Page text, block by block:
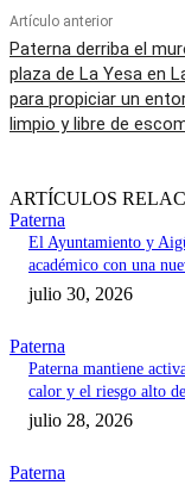
Artículo anterior
Paterna derriba el
plaza de La Yesa en
para propiciar un
limpio y libre de
ARTÍCULOS
Paterna
El Ayuntamiento y
académico con una
julio 30, 2026
Paterna
Paterna mantiene
calor y el riesgo alto
julio 28, 2026
Paterna